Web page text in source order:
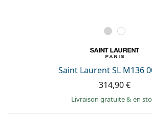
Saint Laurent SL M136
314,90 €
Livraison gratuite& en